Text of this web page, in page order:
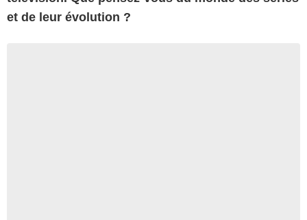
et de leur évolution ?